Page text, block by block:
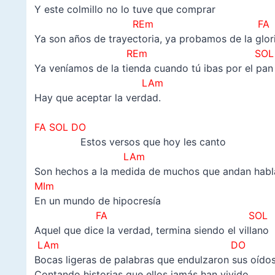
Y este colmillo no lo tuve que comprar
REm FA
Ya son años de trayectoria, ya probamos de la
REm SOL
Ya veníamos de la tienda cuando tú ibas por el pan
LAm
Hay que aceptar la verdad.
FA SOL DO
Estos versos que hoy les canto
LAm
Son hechos a la medida de muchos que andan
MIm
En un mundo de hipocresía
FA SOL
Aquel que dice la verdad, termina siendo el villano
LAm DO
Bocas ligeras de palabras que endulzaron sus